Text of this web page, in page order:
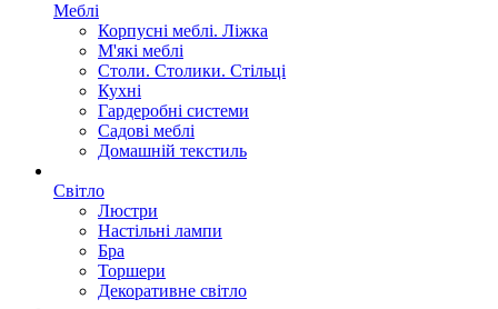
Меблі
Корпусні меблі. Ліжка
М'які меблі
Столи. Столики. Стільці
Кухні
Гардеробні системи
Садові меблі
Домашній текстиль
Світло
Люстри
Настільні лампи
Бра
Торшери
Декоративне світло